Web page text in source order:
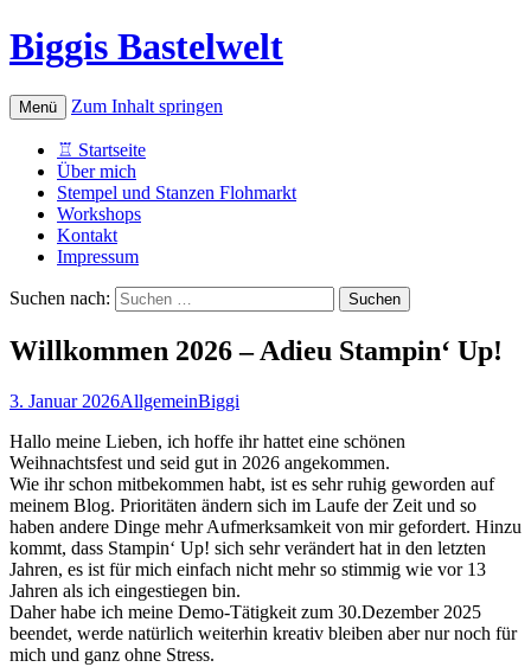
Biggis Bastelwelt
Menü Zum Inhalt springen
♖ Startseite
Über mich
Stempel und Stanzen Flohmarkt
Workshops
Kontakt
Impressum
Suchen nach:
Willkommen 2026 – Adieu Stampin‘ Up!
3. Januar 2026AllgemeinBiggi
Hallo meine Lieben, ich hoffe ihr hattet eine schönen
Weihnachtsfest und seid gut in 2026 angekommen.
Wie ihr schon mitbekommen habt, ist es sehr ruhig geworden auf
meinem Blog. Prioritäten ändern sich im Laufe der Zeit und so
haben andere Dinge mehr Aufmerksamkeit von mir gefordert. Hinzu
kommt, dass Stampin‘ Up! sich sehr verändert hat in den letzten
Jahren, es ist für mich einfach nicht mehr so stimmig wie vor 13
Jahren als ich eingestiegen bin.
Daher habe ich meine Demo-Tätigkeit zum 30.Dezember 2025
beendet, werde natürlich weiterhin kreativ bleiben aber nur noch für
mich und ganz ohne Stress.